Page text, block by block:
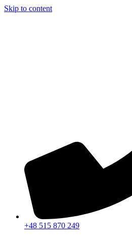
Skip to content
+48 515 870 249